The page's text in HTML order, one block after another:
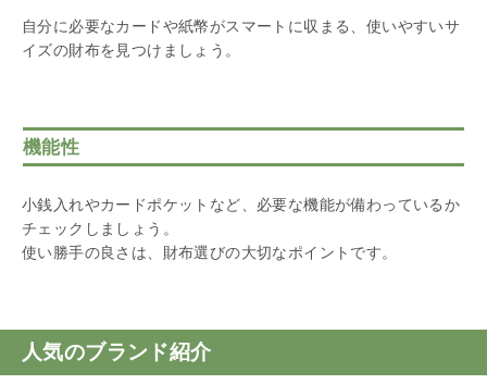
自分に必要なカードや紙幣がスマートに収まる、使いやすいサ
イズの財布を見つけましょう。
機能性
小銭入れやカードポケットなど、必要な機能が備わっているか
チェックしましょう。
使い勝手の良さは、財布選びの大切なポイントです。
人気のブランド紹介